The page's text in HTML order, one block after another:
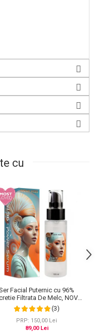
cu
Facial Puternic cu 96%
Filtrata De Melc, NOVA
Snail 96 Power Serum,
100 ml
(3)
PRP: 150,00 Lei
89,00 Lei